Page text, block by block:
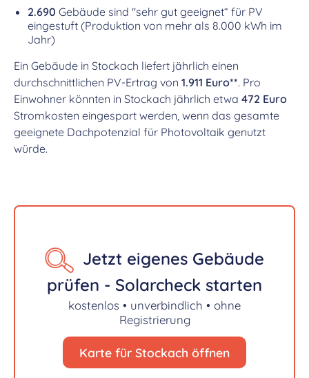
2.690 Gebäude sind "sehr gut geeignet“ für PV
eingestuft (Produktion von mehr als 8.000 kWh im
Jahr)
Ein Gebäude in Stockach liefert jährlich einen
durchschnittlichen PV-Ertrag von 1.911 Euro**. Pro
Einwohner könnten in Stockach jährlich etwa 472 Euro
Stromkosten eingespart werden, wenn das gesamte
geeignete Dachpotenzial für Photovoltaik genutzt
würde.
Jetzt eigenes Gebäude
prüfen - Solarcheck starten
kostenlos • unverbindlich • ohne
Registrierung
Karte für Stockach öffnen